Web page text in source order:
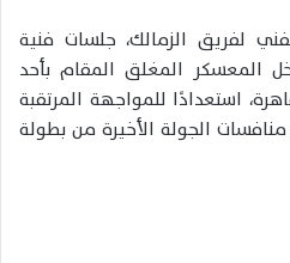
لفريق الزمالك، جلسات فنية
المعسكر المغلق المقام بأحد
استعدادًا للمواجهة المرتقبة
الجولة الأخيرة من بطولة